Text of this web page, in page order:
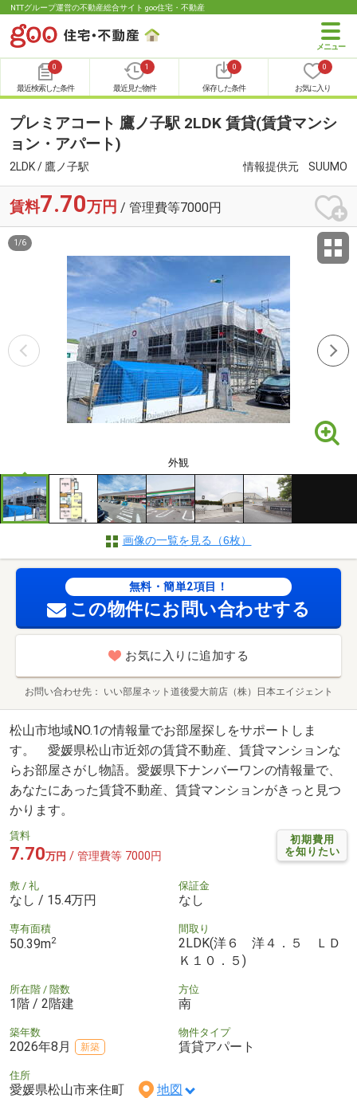
NTTグループ運営の不動産総合サイト goo住宅・不動産
0
最近検索した条件
1
最近見た物件
0
保存した条件
0
お気に入り
プレミアコート 鷹ノ子駅 2LDK 賃貸(賃貸マンシ
ョン・アパート)
2LDK / 鷹ノ子駅 情報提供元 SUUMO
賃料7.70万円 / 管理費等7000円
外観
1 /6
画像の一覧を見る（6枚）
無料・簡単2項目！
この物件にお問い合わせする
お気に入りに追加する
お問い合わせ先 いい部屋ネット道後愛大前店（株）日本エイジェント
松山市地域NO.1の情報量でお部屋探しをサポートしま
す。 愛媛県松山市近郊の賃貸不動産、賃貸マンションな
らお部屋さがし物語。愛媛県下ナンバーワンの情報量で、
あなたにあった賃貸不動産、賃貸マンションがきっと見つ
かります。
初期費用
を知りたい
賃料
7.70万円 / 管理費等 7000円
敷 / 礼
なし / 15.4万円
保証金
なし
専有面積
50.39m2
間取り
2LDK(洋６ 洋４．５ ＬＤ
Ｋ１０．５)
所在階 / 階数
1階 / 2階建
方位
南
築年数
2026年8月 新築
物件タイプ
賃貸アパート
住所
愛媛県松山市来住町 地図